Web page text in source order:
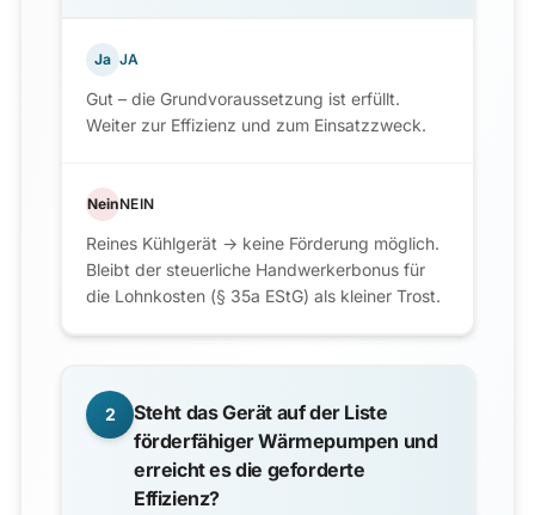
Ja JA
Gut – die Grundvoraussetzung ist erfüllt.
Weiter zur Effizienz und zum Einsatzzweck.
NeinNEIN
Reines Kühlgerät → keine Förderung möglich.
Bleibt der steuerliche Handwerkerbonus für
die Lohnkosten (§ 35a EStG) als kleiner Trost.
2
Steht das Gerät auf der Liste
förderfähiger Wärmepumpen und
erreicht es die geforderte
Effizienz?